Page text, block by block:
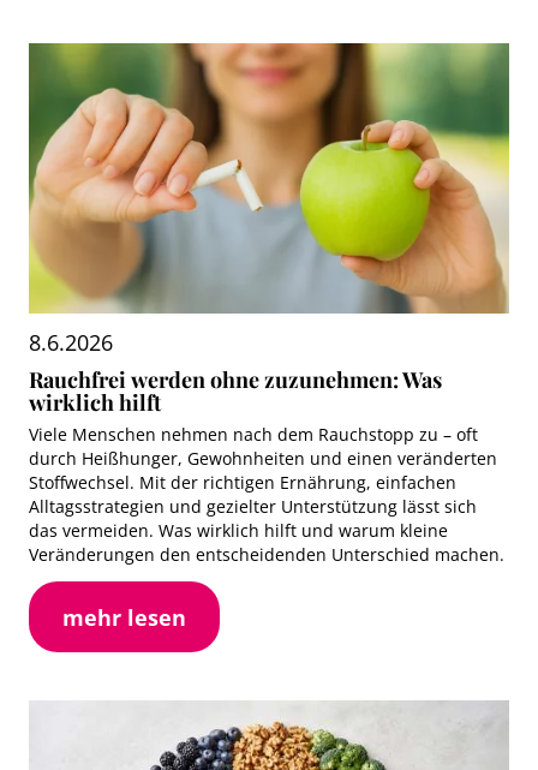
8.6.2026
Rauchfrei werden ohne zuzunehmen: Was
wirklich hilft
Viele Menschen nehmen nach dem Rauchstopp zu – oft
durch Heißhunger, Gewohnheiten und einen veränderten
Stoffwechsel. Mit der richtigen Ernährung, einfachen
Alltagsstrategien und gezielter Unterstützung lässt sich
das vermeiden. Was wirklich hilft und warum kleine
Veränderungen den entscheidenden Unterschied machen.
mehr lesen